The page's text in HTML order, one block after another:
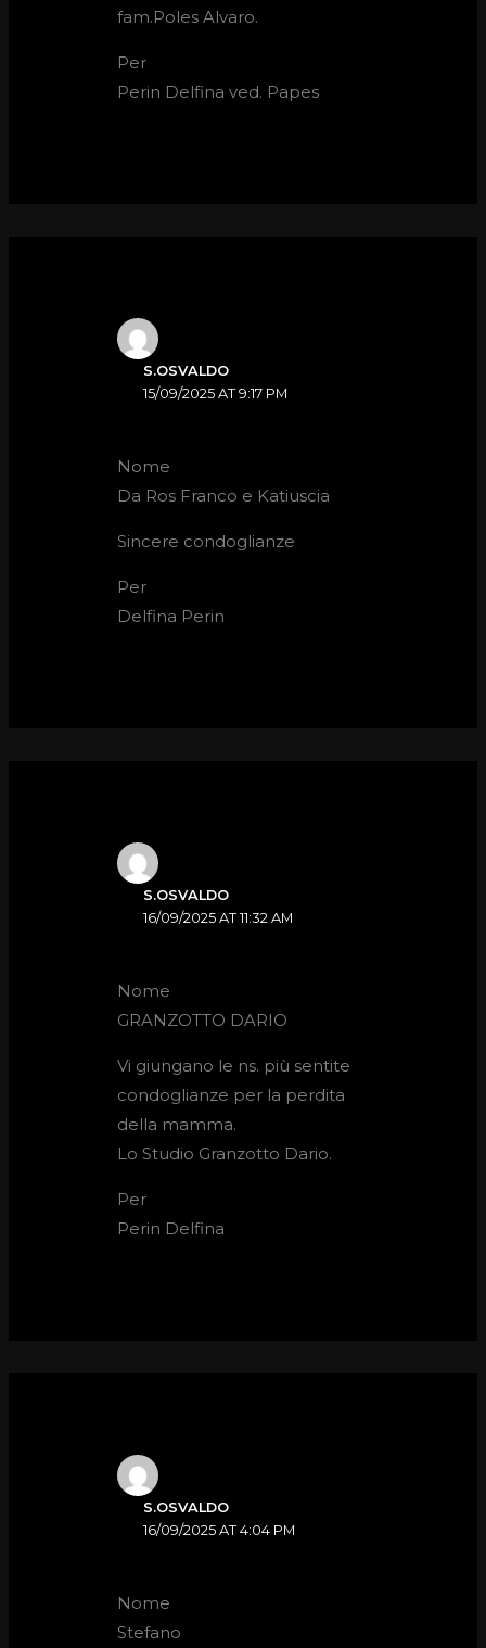
fam.Poles Alvaro.
Per
Perin Delfina ved. Papes
S.OSVALDO
15/09/2025 AT 9:17 PM
Nome
Da Ros Franco e Katiuscia
Sincere condoglianze
Per
Delfina Perin
S.OSVALDO
16/09/2025 AT 11:32 AM
Nome
GRANZOTTO DARIO
Vi giungano le ns. più sentite
condoglianze per la perdita
della mamma.
Lo Studio Granzotto Dario.
Per
Perin Delfina
S.OSVALDO
16/09/2025 AT 4:04 PM
Nome
Stefano